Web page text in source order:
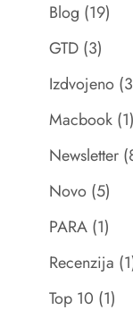
Blog (19)
GTD (3)
Izdvojeno
Macbook (1)
Newsletter
Novo (5)
PARA (1)
Recenzija
Top 10 (1)